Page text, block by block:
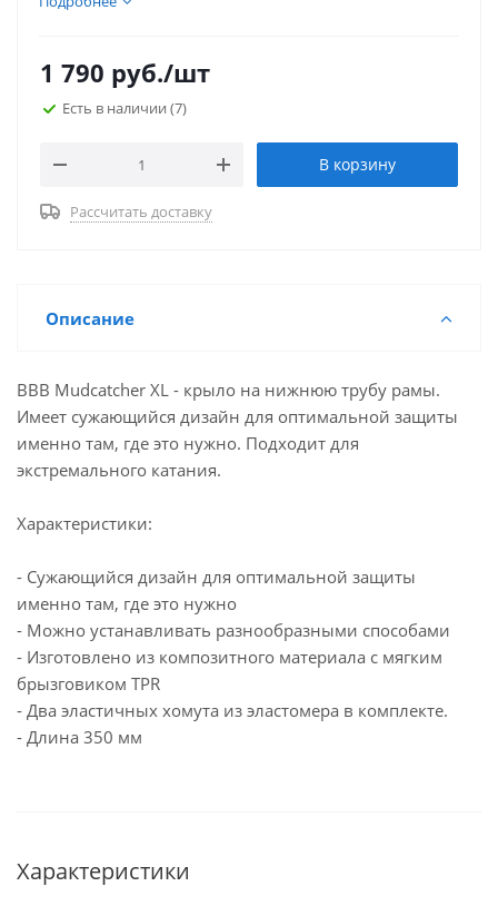
1 790 руб./шт
Есть в наличии (7)
В корзину
Рассчитать доставку
Описание
BBB Mudcatcher XL - крыло на нижнюю трубу рамы.
Имеет сужающийся дизайн для оптимальной защиты
именно там, где это нужно. Подходит для
экстремального катания.
Характеристики:
- Сужающийся дизайн для оптимальной защиты
именно там, где это нужно
- Можно устанавливать разнообразными способами
- Изготовлено из композитного материала с мягким
брызговиком TPR
- Два эластичных хомута из эластомера в комплекте.
- Длина 350 мм
Характеристики